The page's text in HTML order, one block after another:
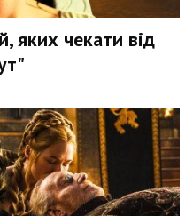
яких чекати від